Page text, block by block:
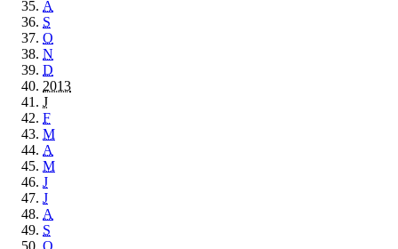
A
S
O
N
D
2013
J
F
M
A
M
J
J
A
S
O